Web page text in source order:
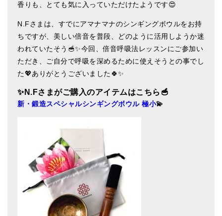
ヒーリング・マンダラポスター
ロゴステッカー・ポストカード各種
亡命チベット人尼僧のお守り・チャーム
チベット・マントラ・ヒーリングCD
シンギングボウル講座
初級講座
倍音呼吸法レッスン
香りも、とても気に入っていただけたようです😍
N.Fさまは、すでにアマナマナのシンギングボウルをお持
ちですが、美しい倍音を普段、どのように活用しようか迷
われていたそう🥣✨今回、倍音呼吸法レッスンにご参加い
ただき、ご自分で呼吸を深めるために使えそうとの事でし
た💖ありがとうございました🍀✨
✨N.Fさまがご購入のアイテムはこちら🥣
新・鍛造スペシャルシンギングボウル 極小💫